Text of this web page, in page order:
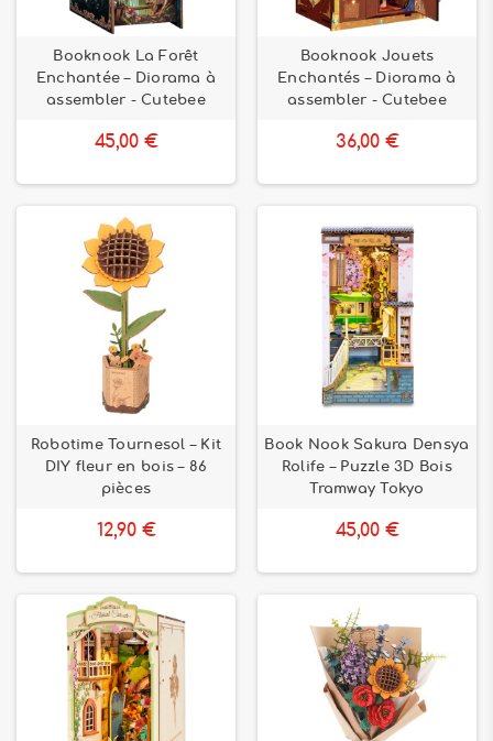
Booknook La Forêt
Enchantée – Diorama à
assembler - Cutebee
45,00 €
Booknook Jouets
Enchantés – Diorama à
assembler - Cutebee
36,00 €
Robotime Tournesol – Kit
DIY fleur en bois – 86
pièces
12,90 €
Book Nook Sakura Densya
Rolife – Puzzle 3D Bois
Tramway Tokyo
45,00 €